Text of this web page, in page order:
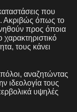
που
Ακριβώς όπως το
προς όποια
τους κάνει
αναζητώντας
ιδεολογία τους
υψηλές